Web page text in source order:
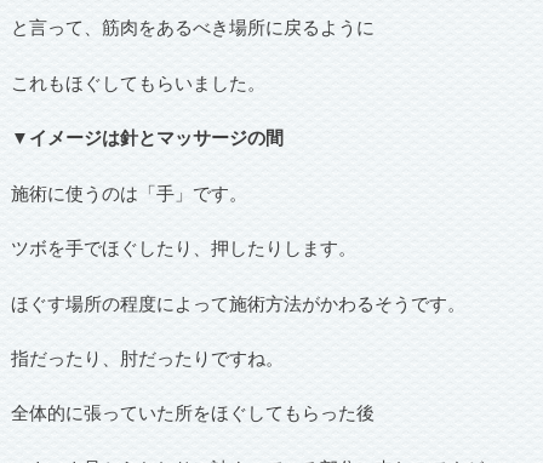
と言って、筋肉をあるべき場所に戻るように
これもほぐしてもらいました。
▼イメージは針とマッサージの間
施術に使うのは「手」です。
ツボを手でほぐしたり、押したりします。
ほぐす場所の程度によって施術方法がかわるそうです。
指だったり、肘だったりですね。
全体的に張っていた所をほぐしてもらった後